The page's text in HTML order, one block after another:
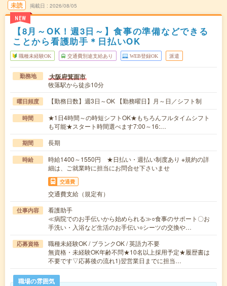
未読
NEW
掲載日 2026/08/05
【8月～OK！週3日～】食事の準備などできる
ことから看護助手＊日払いOK
職種未経験OK 交通費別途支給あり WEB登録OK 派遣
勤務地 大阪府箕面市
牧落駅から徒歩10分
曜日頻度 【勤務日数】週3日～OK 【勤務曜日】月～日／シフト制
時間
★1日4時間～の時短シフトOK★もちろんフルタイムシフト
も可能★スタート時間選べます7:00～16:…
期間 長期
時給
時給1400～1550円 ★日払い・週払い制度あり ※規約の詳
細は、ご就業時に担当にお問合せ下さいませ
交通費
交通費支給（規定有）
仕事内容
看護助手
≪病院でのお手伝いから始められる≫○食事のサポート〇お
手洗い・入浴など生活のお手伝い○シーツの交換や…
応募資格
職種未経験OK / ブランクOK / 英語力不要
無資格・未経験OK年齢不問★10名以上採用予定★履歴書は
不要です▽応募後の流れ1)翌営業日までに担当…
職場の雰囲気